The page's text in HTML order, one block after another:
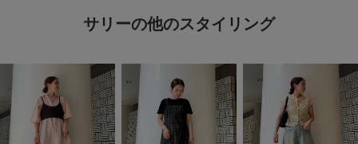
サリーの他のスタイリング